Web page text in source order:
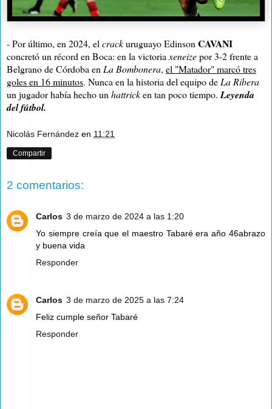
- Por último, en 2024, elcrackuruguayo EdinsonCAVANI
concretó un récord en Boca: en la victoriaxeneizepor 3-2 frente a
Belgrano de Córdoba enLa Bombonera, el "Matador" marcó tres
goles en 16 minutos. Nunca en la historia del equipo deLa Ribera
un jugador había hecho unhattricken tan poco tiempo.Leyenda
del fútbol.
Nicolás Fernández en 11:21
Compartir
2 comentarios:
Carlos 3 de marzo de 2024 a las 1:20
Yo siempre creía que el maestro Tabaré era año 46abrazo
y buena vida
Responder
Carlos 3 de marzo de 2025 a las 7:24
Feliz cumple señor Tabaré
Responder